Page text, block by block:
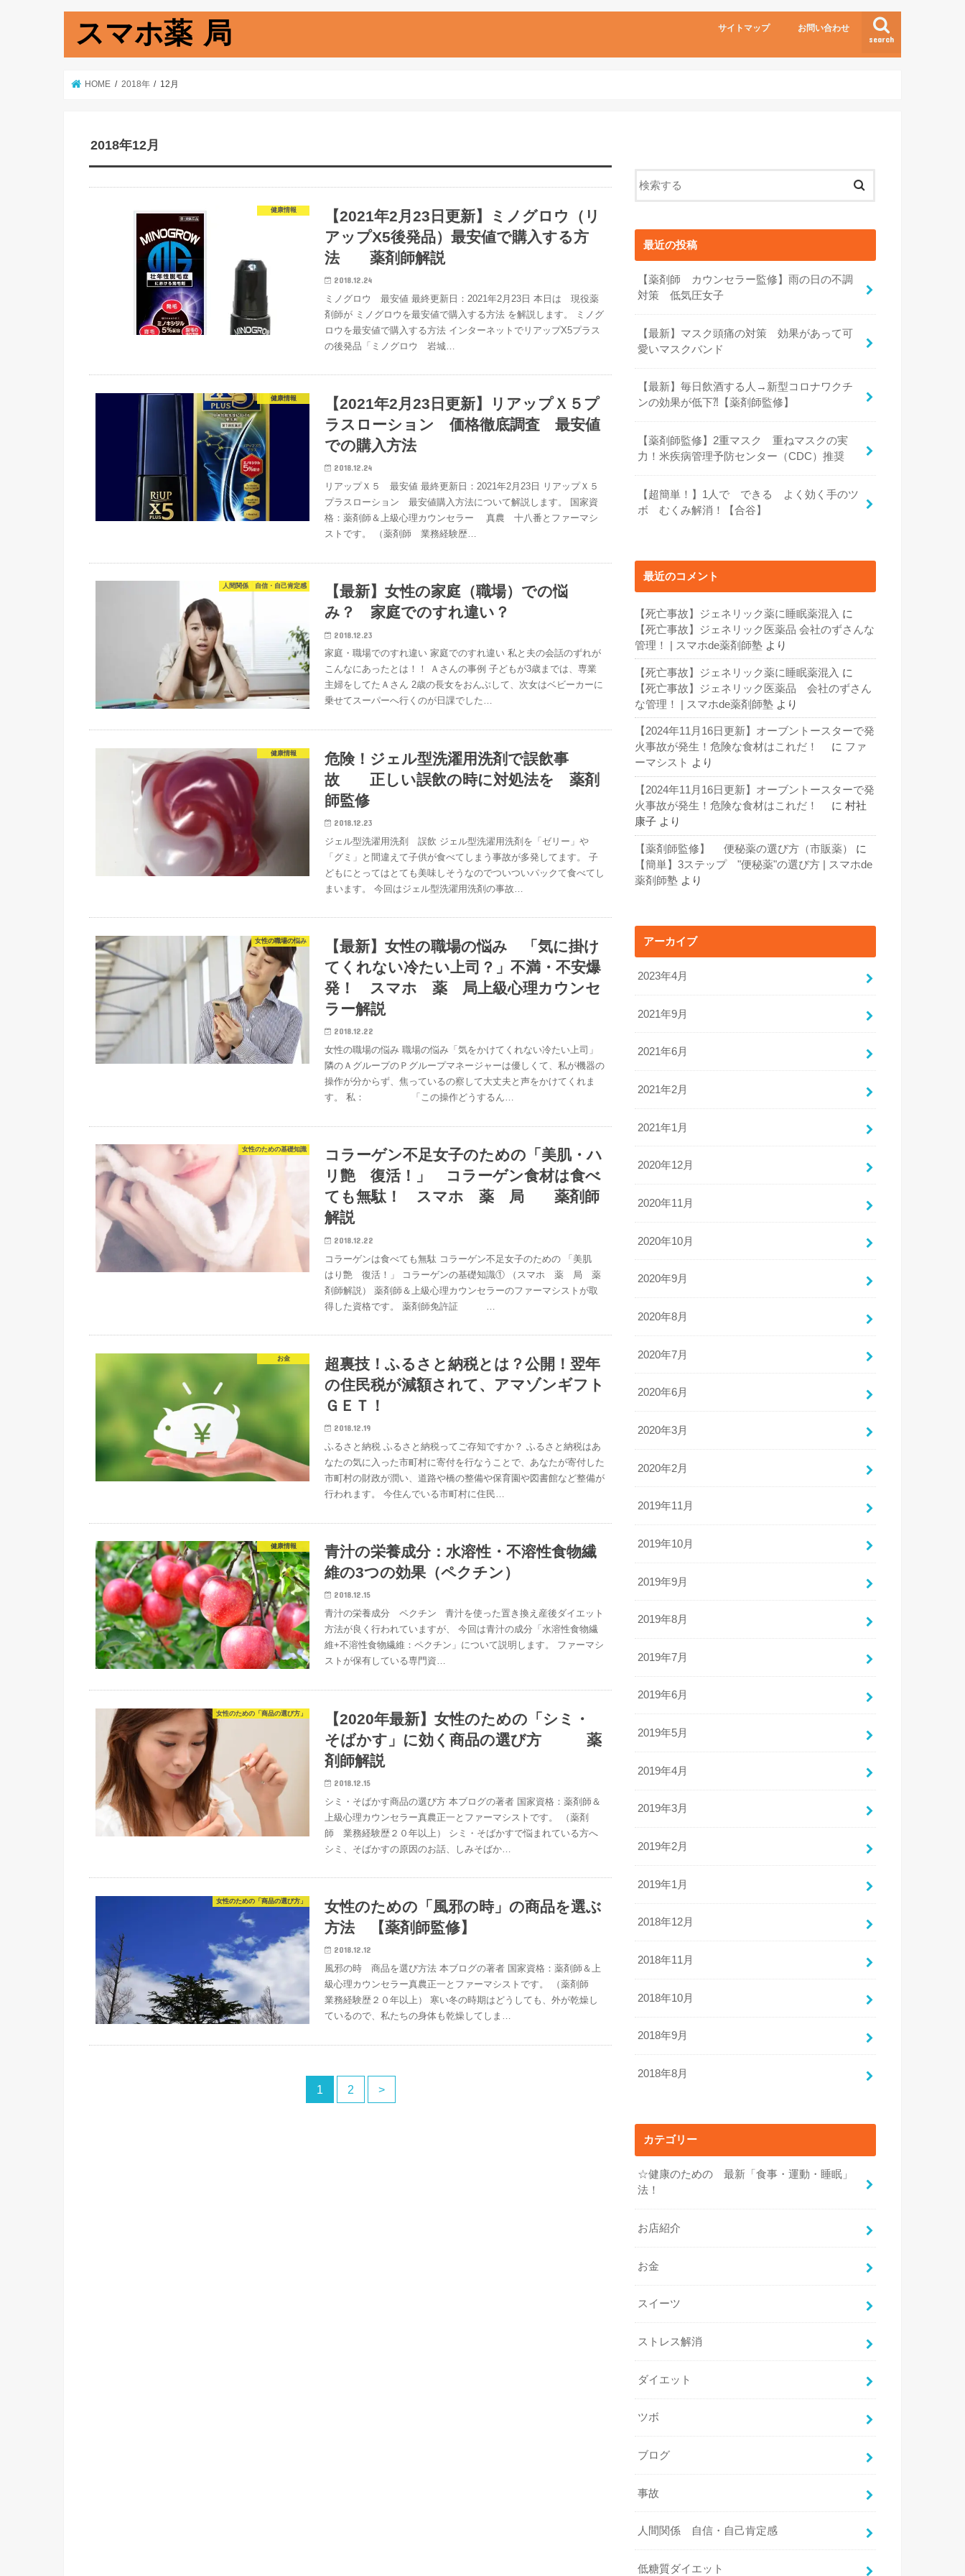
スマホ薬 局 search
サイトマップ お問い合わせ
HOME 2018年 12月
2018年12月
健康情報
【2021年2月23日更新】ミノグロウ（リ
アップX5後発品）最安値で購入する方
法 薬剤師解説
2018.12.24
ミノグロウ 最安値 最終更新日：2021年2月23日 本日は 現役薬
剤師が ミノグロウを最安値で購入する方法 を解説します。 ミノグ
ロウを最安値で購入する方法 インターネットでリアップX5プラス
の後発品「ミノグロウ 岩城…
健康情報
【2021年2月23日更新】リアップＸ５プ
ラスローション 価格徹底調査 最安値
での購入方法
2018.12.24
リアップＸ５ 最安値 最終更新日：2021年2月23日 リアップＸ５
プラスローション 最安値購入方法について解説します。 国家資
格：薬剤師＆上級心理カウンセラー 真農 十八番とファーマシ
ストです。 （薬剤師 業務経験歴…
人間関係 自信・自己肯定感
【最新】女性の家庭（職場）での悩
み？ 家庭でのすれ違い？
2018.12.23
家庭・職場でのすれ違い 家庭でのすれ違い 私と夫の会話のずれが
こんなにあったとは！！ Ａさんの事例 子どもが3歳までは、専業
主婦をしてたＡさん 2歳の長女をおんぶして、次女はベビーカーに
乗せてスーパーへ行くのが日課でした…
健康情報
危険！ジェル型洗濯用洗剤で誤飲事
故 正しい誤飲の時に対処法を 薬剤
師監修
2018.12.23
ジェル型洗濯用洗剤 誤飲 ジェル型洗濯用洗剤を「ゼリー」や
「グミ」と間違えて子供が食べてしまう事故が多発してます。 子
どもにとってはとても美味しそうなのでついついパックて食べてし
まいます。 今回はジェル型洗濯用洗剤の事故…
女性の職場の悩み
【最新】女性の職場の悩み 「気に掛け
てくれない冷たい上司？」不満・不安爆
発！ スマホ 薬 局上級心理カウンセ
ラー解説
2018.12.22
女性の職場の悩み 職場の悩み「気をかけてくれない冷たい上司」
隣のＡグループのＰグループマネージャーは優しくて、私が機器の
操作が分からず、焦っているの察して大丈夫と声をかけてくれま
す。 私： 「この操作どうするん…
女性のための基礎知識
コラーゲン不足女子のための「美肌・ハ
リ艶 復活！」 コラーゲン食材は食べ
ても無駄！ スマホ 薬 局 薬剤師
解説
2018.12.22
コラーゲンは食べても無駄 コラーゲン不足女子のための 「美肌
はり艶 復活！」 コラーゲンの基礎知識① （スマホ 薬 局 薬
剤師解説） 薬剤師＆上級心理カウンセラーのファーマシストが取
得した資格です。 薬剤師免許証 …
お金
超裏技！ふるさと納税とは？公開！翌年
の住民税が減額されて、アマゾンギフト
ＧＥＴ！
2018.12.19
ふるさと納税 ふるさと納税ってご存知ですか？ ふるさと納税はあ
なたの気に入った市町村に寄付を行なうことで、あなたが寄付した
市町村の財政が潤い、道路や橋の整備や保育園や図書館など整備が
行われます。 今住んでいる市町村に住民…
健康情報
青汁の栄養成分：水溶性・不溶性食物繊
維の3つの効果（ペクチン）
2018.12.15
青汁の栄養成分 ペクチン 青汁を使った置き換え産後ダイエット
方法が良く行われていますが、 今回は青汁の成分「水溶性食物繊
維+不溶性食物繊維：ペクチン」について説明します。 ファーマシ
ストが保有している専門資…
女性のための「商品の選び方」
【2020年最新】女性のための「シミ・
そばかす」に効く商品の選び方 薬
剤師解説
2018.12.15
シミ・そばかす商品の選び方 本ブログの著者 国家資格：薬剤師＆
上級心理カウンセラー真農正一とファーマシストです。 （薬剤
師 業務経験歴２０年以上） シミ・そばかすで悩まれている方へ
シミ、そばかすの原因のお話、しみそばか…
女性のための「商品の選び方」
女性のための「風邪の時」の商品を選ぶ
方法 【薬剤師監修】
2018.12.12
風邪の時 商品を選び方法 本ブログの著者 国家資格：薬剤師＆上
級心理カウンセラー真農正一とファーマシストです。 （薬剤師
業務経験歴２０年以上） 寒い冬の時期はどうしても、外が乾燥し
ているので、私たちの身体も乾燥してしま…
1 2 >
最近の投稿
【薬剤師 カウンセラー監修】雨の日の不調
対策 低気圧女子
【最新】マスク頭痛の対策 効果があって可
愛いマスクバンド
【最新】毎日飲酒する人→新型コロナワクチ
ンの効果が低下⁈【薬剤師監修】
【薬剤師監修】2重マスク 重ねマスクの実
力！米疾病管理予防センター（CDC）推奨
【超簡単！】1人で できる よく効く手のツ
ボ むくみ解消！【合谷】
最近のコメント
【死亡事故】ジェネリック薬に睡眠薬混入 に
【死亡事故】ジェネリック医薬品 会社のずさんな
管理！ | スマホde薬剤師塾 より
【死亡事故】ジェネリック薬に睡眠薬混入 に
【死亡事故】ジェネリック医薬品 会社のずさん
な管理！ | スマホde薬剤師塾 より
【2024年11月16日更新】オーブントースターで発
火事故が発生！危険な食材はこれだ！
に ファ
ーマシスト
より
【2024年11月16日更新】オーブントースターで発
火事故が発生！危険な食材はこれだ！
に 村社
康子 より
【薬剤師監修】 便秘薬の選び方（市販薬）
に
【簡単】3ステップ "便秘薬"の選び方 | スマホde
薬剤師塾 より
アーカイブ
2023年4月
2021年9月
2021年6月
2021年2月
2021年1月
2020年12月
2020年11月
2020年10月
2020年9月
2020年8月
2020年7月
2020年6月
2020年3月
2020年2月
2019年11月
2019年10月
2019年9月
2019年8月
2019年7月
2019年6月
2019年5月
2019年4月
2019年3月
2019年2月
2019年1月
2018年12月
2018年11月
2018年10月
2018年9月
2018年8月
カテゴリー
☆健康のための 最新「食事・運動・睡眠」
法！
お店紹介
お金
スイーツ
ストレス解消
ダイエット
ツボ
ブログ
事故
人間関係 自信・自己肯定感
低糖質ダイエット